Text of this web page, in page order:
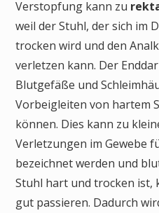
Verstopfung kann zu
weil der Stuhl, der sich im
trocken wird und den
verletzen kann. Der
Blutgefäße und
Vorbeigleiten von hartem
können. Dies kann zu
Verletzungen im Gewebe
bezeichnet werden und
Stuhl hart und trocken ist,
gut passieren. Dadurch